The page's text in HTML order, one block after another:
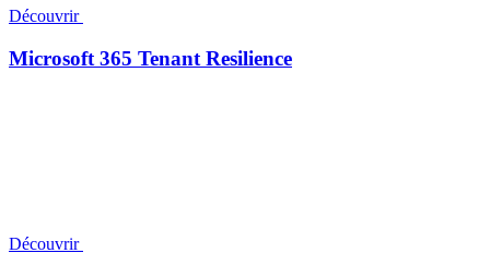
Découvrir
Microsoft 365 Tenant Resilience
Découvrir